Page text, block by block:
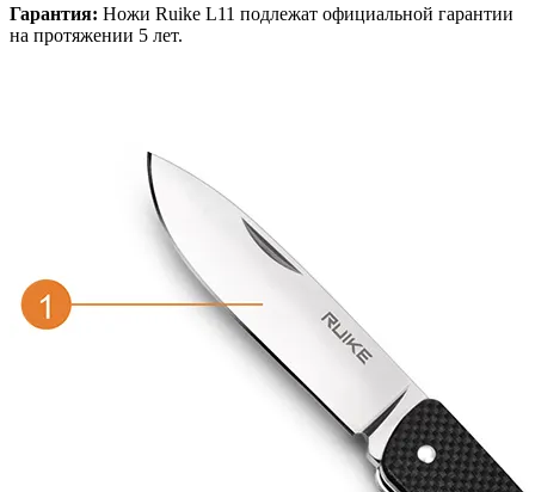
Гарантия: Ножи Ruike L11 подлежат официальной гарантии
на протяжении 5 лет.